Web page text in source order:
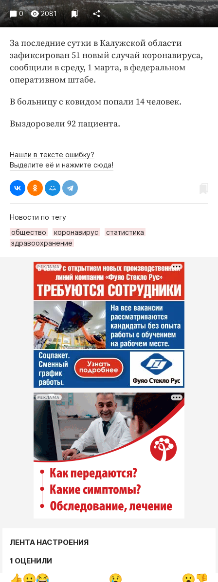
Погода
Праздники
Спорт
Экономика и бизнес
ПРОЕКТЫ
Блоги
Клиника года
Работодатель года
0 2081
За последние сутки в Калужской области
зафиксирован 51 новый случай коронавируса,
сообщили в среду, 1 марта, в федеральном
оперативном штабе.
В больницу с ковидом попали 14 человек.
Выздоровели 92 пациента.
Нашли в тексте ошибку?
Выделите её и нажмите сюда!
Новости по тегу
общество
коронавирус
статистика
здравоохранение
РЕКЛАМА
РЕКЛАМА
ЛЕНТА НАСТРОЕНИЯ
1 ОЦЕНИЛИ